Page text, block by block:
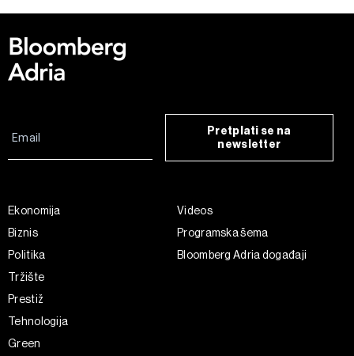
Pretplati se na
newsletter
Ekonomija
Biznis
Politika
Tržište
Prestiž
Tehnologija
Green
Videos
Programska šema
Bloomberg Adria događaji